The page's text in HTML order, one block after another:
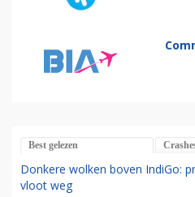
Best gelezen
Donkere wolken boven IndiGo:
vloot weg